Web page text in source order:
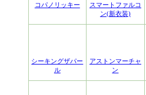
コパノリッキー
スマートファルコ
ン(新衣装)
シーキングザパー
ル
アストンマーチャ
ン